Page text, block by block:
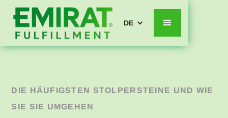
DE
DIE HÄUFIGSTEN STOLPERSTEINE UND WIE
SIE SIE UMGEHEN